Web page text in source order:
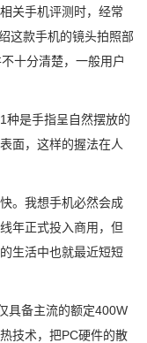
关手机评测时，经常
这款手机的镜头拍照部
十分清楚，一般用户
是手指呈自然摆放的
面，这样的握法在人
。我想手机必然会成
年正式投入商用，但
生活中也就最近短短
备主流的额定400W
技术，把PC硬件的散